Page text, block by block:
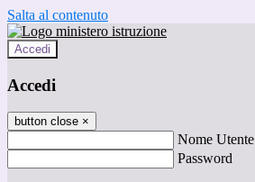
Salta al contenuto
Accedi
Accedi
button close ×
Nome Utente
Password